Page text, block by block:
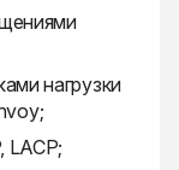
нагрузки
LACP;